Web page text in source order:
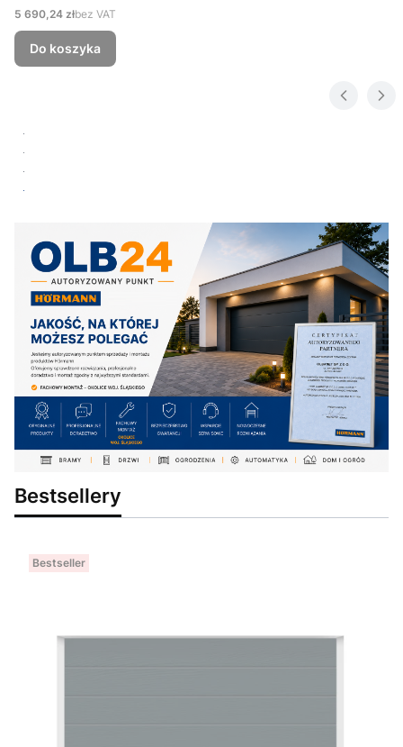
Cena
5 690,24 złbez VAT
Do koszyka
Bestsellery
Bestseller